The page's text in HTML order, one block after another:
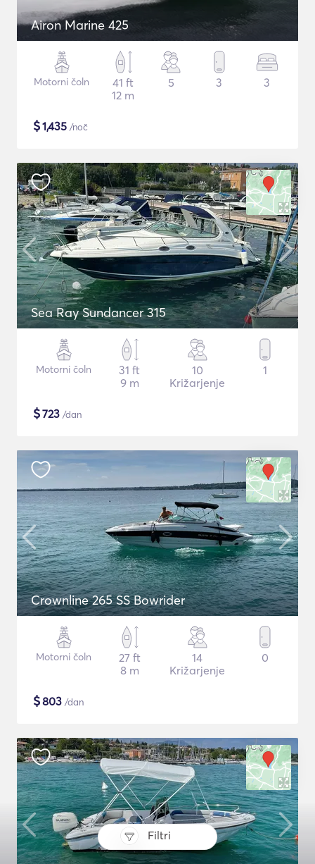
Filtri
Airon Marine 425
Motorni čoln
41 ft
12 m
5 3 3
$1,435 /noč
Sea Ray Sundancer 315
Motorni čoln
31 ft
9 m
10
Križarjenje
1
$723 /dan
Crownline 265 SS Bowrider
Motorni čoln
27 ft
8 m
14
Križarjenje
0
$803 /dan